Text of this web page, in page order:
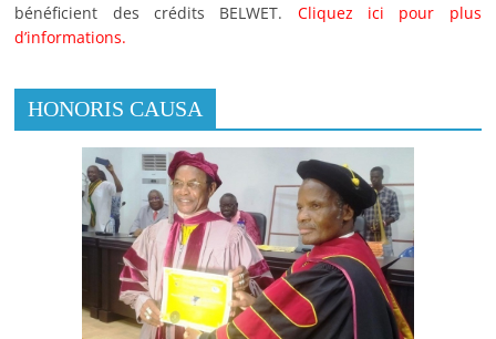
bénéficient des crédits BELWET. Cliquez ici pour plus
d’informations.
HONORIS CAUSA